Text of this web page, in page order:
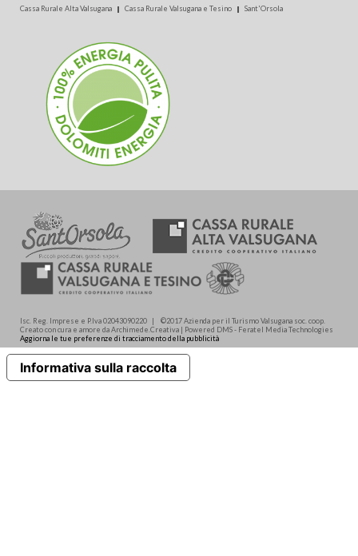
Cassa Rurale Alta Valsugana Cassa Rurale Valsugana e Tesino Sant'Orsola
Isc. Reg. Imprese e P.Iva 02043090220 | ©2017 Azienda per il Turismo Valsugana soc. coop.
Creato con cura e amore da Archimede.Creativa | Powered DMS - Feratel Media Technologies
Aggiorna le tue preferenze di tracciamento della pubblicità
Informativa sulla raccolta